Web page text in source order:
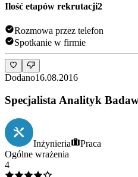
Ilość etapów rekrutacji2
Rozmowa przez telefon
Spotkanie w firmie
Dodano16.08.2016
Specjalista Analityk
Inżynieria
Praca
Ogólne wrażenia
4